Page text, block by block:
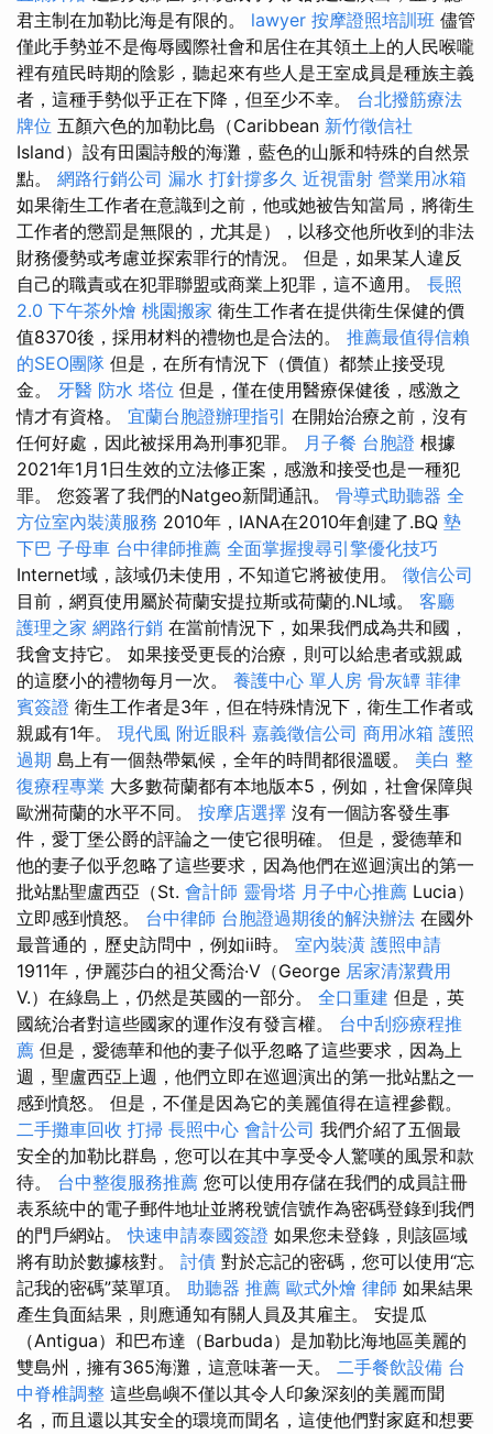
君主制在加勒比海是有限的。 lawyer 按摩證照培訓班 儘管
僅此手勢並不是侮辱國際社會和居住在其領土上的人民喉嚨
裡有殖民時期的陰影，聽起來有些人是王室成員是種族主義
者，這種手勢似乎正在下降，但至少不幸。 台北撥筋療法
牌位 五顏六色的加勒比島（Caribbean 新竹徵信社
Island）設有田園詩般的海灘，藍色的山脈和特殊的自然景
點。 網路行銷公司 漏水 打針撐多久 近視雷射 營業用冰箱
如果衛生工作者在意識到之前，他或她被告知當局，將衛生
工作者的懲罰是無限的，尤其是），以移交他所收到的非法
財務優勢或考慮並探索罪行的情況。 但是，如果某人違反
自己的職責或在犯罪聯盟或商業上犯罪，這不適用。 長照
2.0 下午茶外燴 桃園搬家 衛生工作者在提供衛生保健的價
值8370後，採用材料的禮物也是合法的。 推薦最值得信賴
的SEO團隊 但是，在所有情況下（價值）都禁止接受現
金。 牙醫 防水 塔位 但是，僅在使用醫療保健後，感激之
情才有資格。 宜蘭台胞證辦理指引 在開始治療之前，沒有
任何好處，因此被採用為刑事犯罪。 月子餐 台胞證 根據
2021年1月1日生效的立法修正案，感激和接受也是一種犯
罪。 您簽署了我們的Natgeo新聞通訊。 骨導式助聽器 全
方位室內裝潢服務 2010年，IANA在2010年創建了.BQ 墊
下巴 子母車 台中律師推薦 全面掌握搜尋引擎優化技巧
Internet域，該域仍未使用，不知道它將被使用。 徵信公司
目前，網頁使用屬於荷蘭安提拉斯或荷蘭的.NL域。 客廳
護理之家 網路行銷 在當前情況下，如果我們成為共和國，
我會支持它。 如果接受更長的治療，則可以給患者或親戚
的這麼小的禮物每月一次。 養護中心 單人房 骨灰罈 菲律
賓簽證 衛生工作者是3年，但在特殊情況下，衛生工作者或
親戚有1年。 現代風 附近眼科 嘉義徵信公司 商用冰箱 護照
過期 島上有一個熱帶氣候，全年的時間都很溫暖。 美白 整
復療程專業 大多數荷蘭都有本地版本5，例如，社會保障與
歐洲荷蘭的水平不同。 按摩店選擇 沒有一個訪客發生事
件，愛丁堡公爵的評論之一使它很明確。 但是，愛德華和
他的妻子似乎忽略了這些要求，因為他們在巡迴演出的第一
批站點聖盧西亞（St. 會計師 靈骨塔 月子中心推薦 Lucia）
立即感到憤怒。 台中律師 台胞證過期後的解決辦法 在國外
最普通的，歷史訪問中，例如ii時。 室內裝潢 護照申請
1911年，伊麗莎白的祖父喬治·V（George 居家清潔費用
V.）在綠島上，仍然是英國的一部分。 全口重建 但是，英
國統治者對這些國家的運作沒有發言權。 台中刮痧療程推
薦 但是，愛德華和他的妻子似乎忽略了這些要求，因為上
週，聖盧西亞上週，他們立即在巡迴演出的第一批站點之一
感到憤怒。 但是，不僅是因為它的美麗值得在這裡參觀。
二手攤車回收 打掃 長照中心 會計公司 我們介紹了五個最
安全的加勒比群島，您可以在其中享受令人驚嘆的風景和款
待。 台中整復服務推薦 您可以使用存儲在我們的成員註冊
表系統中的電子郵件地址並將稅號信號作為密碼登錄到我們
的門戶網站。快速申請泰國簽證 如果您未登錄，則該區域
將有助於數據核對。 討債 對於忘記的密碼，您可以使用“忘
記我的密碼”菜單項。 助聽器 推薦 歐式外燴 律師 如果結果
產生負面結果，則應通知有關人員及其雇主。 安提瓜
（Antigua）和巴布達（Barbuda）是加勒比海地區美麗的
雙島州，擁有365海灘，這意味著一天。 二手餐飲設備 台
中脊椎調整 這些島嶼不僅以其令人印象深刻的美麗而聞
名，而且還以其安全的環境而聞名，這使他們對家庭和想要